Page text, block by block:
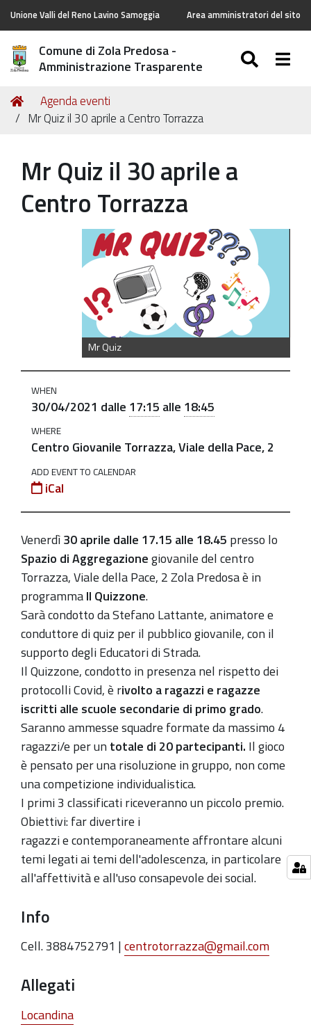
Unione Valli del Reno Lavino Samoggia Area amministratori del sito
Comune di Zola Predosa -
Amministrazione Trasparente
Tu
sei
Home
Agenda eventi
Mr Quiz il 30 aprile a Centro Torrazza
Mr Quiz il 30 aprile a
Centro Torrazza
Mr Quiz
https://old.comune.zolapredosa.bo.it/events/mr-
torrazza
Mr
Quiz
30
aprile
2021-
04-
30T17:15:00+02:00
2021-
04-
30T18:45:00+02:00
WHEN
30/04/2021 dalle 17:15 alle 18:45
WHERE
Centro Giovanile Torrazza, Viale della Pace, 2
ADD EVENT TO CALENDAR
iCal
Venerdì30 aprile dalle 17.15 alle 18.45 presso lo
Spazio di Aggregazionegiovanile del centro
Torrazza, Viale della Pace, 2 Zola Predosa è in
programmall Quizzone.
Sarà condotto da Stefano Lattante, animatore e
conduttore di quiz per il pubblico giovanile, con il
supporto degli Educatori di Strada.
IlQuizzone, condotto in presenza nel rispetto dei
protocolli Covid, è rivolto a ragazzi e ragazze
iscritti alle scuole secondarie di primo grado.
Saranno ammesse squadre formate da massimo 4
ragazzi/e per un totale di 20 partecipanti. Il gioco
è pensato per una risoluzione in gruppo, non come
una competizione individualistica.
I primi 3 classificati riceveranno un piccolo premio.
Obiettivi: far divertire i
ragazziecontemporaneamente affrontare alcuni
temi legati ai temi dell'adolescenza, in particolare
all'affettività e all'uso consapevole dei social.
Info
Cell. 3884752791 |centrotorrazza@gmail.com
Allegati
Locandina